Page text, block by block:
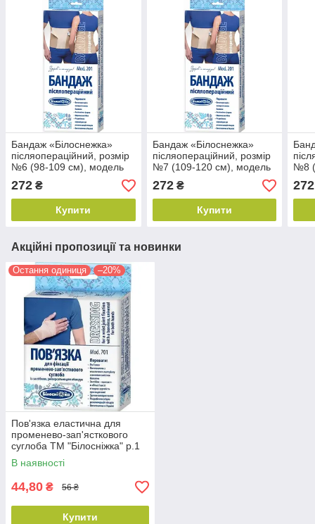
Бандаж «Білоснежка»
післяопераційний, розмір
№6 (98-109 см), модель
201
272 ₴
Купити
Бандаж «Білоснежка»
післяопераційний, розмір
№7 (109-120 см), модель
201
272₴
Купити
№8
201
272
Акційні пропозиції та новинки
Остання одиниця –20%
Пов'язка еластична для
променево-зап'ясткового
суглоба ТМ "Білосніжка" р.1
(15-16см)
В наявності
44,80 ₴ 56 ₴
Купити